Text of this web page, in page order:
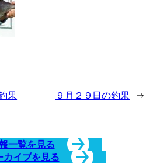
果 ９月２９日の釣果 →
一覧を見る
カイブを見る